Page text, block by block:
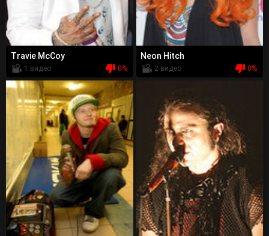
Travie McCoy
1 видео 0%
Neon Hitch
2 видео 0%